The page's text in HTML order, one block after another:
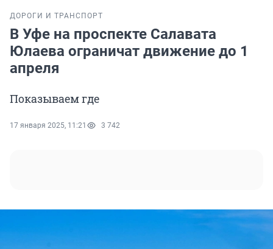
ДОРОГИ И ТРАНСПОРТ
В Уфе на проспекте Салавата
Юлаева ограничат движение до 1
апреля
Показываем где
17 января 2025, 11:21 3 742